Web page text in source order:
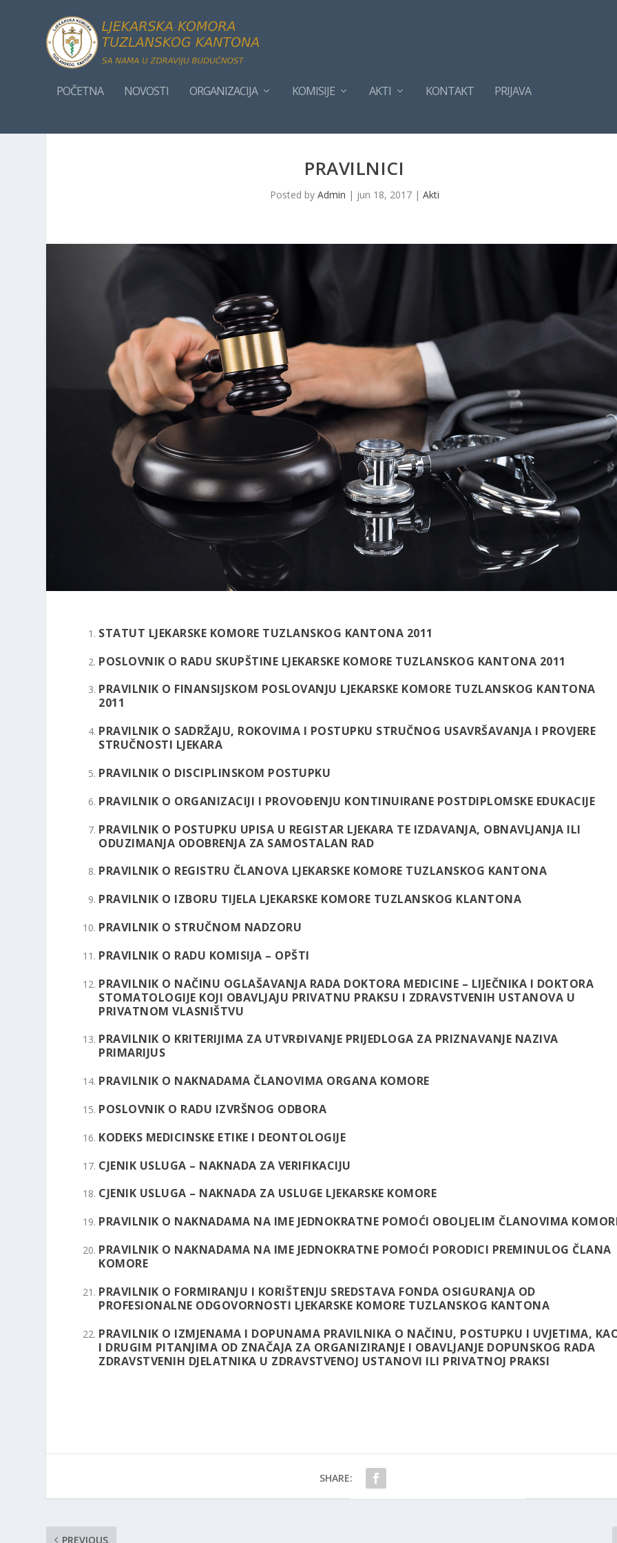
POČETNA NOVOSTI ORGANIZACIJA KOMISIJE AKTI KONTAKT PRIJAVA
PRAVILNICI
Posted by Admin | jun 18, 2017| Akti
STATUT LJEKARSKE KOMORE TUZLANSKOG KANTONA 2011
POSLOVNIK O RADU SKUPŠTINE LJEKARSKE KOMORE TUZLANSKOG KANTONA 2011
PRAVILNIK O FINANSIJSKOM POSLOVANJU LJEKARSKE KOMORE TUZLANSKOG KANTONA
2011
PRAVILNIK O SADRŽAJU, ROKOVIMA I POSTUPKU STRUČNOG USAVRŠAVANJA I PROVJERE
STRUČNOSTI LJEKARA
PRAVILNIK O DISCIPLINSKOM POSTUPKU
PRAVILNIK O ORGANIZACIJI I PROVOĐENJU KONTINUIRANE POSTDIPLOMSKE EDUKACIJE
PRAVILNIK O POSTUPKU UPISA U REGISTAR LJEKARA TE IZDAVANJA, OBNAVLJANJA ILI
ODUZIMANJA ODOBRENJA ZA SAMOSTALAN RAD
PRAVILNIK O REGISTRU ČLANOVA LJEKARSKE KOMORE TUZLANSKOG KANTONA
PRAVILNIK O IZBORU TIJELA LJEKARSKE KOMORE TUZLANSKOG KLANTONA
PRAVILNIK O STRUČNOM NADZORU
PRAVILNIK O RADU KOMISIJA – OPŠTI
PRAVILNIK O NAČINU OGLAŠAVANJA RADA DOKTORA MEDICINE – LIJEČNIKA I DOKTORA
STOMATOLOGIJE KOJI OBAVLJAJU PRIVATNU PRAKSU I ZDRAVSTVENIH USTANOVA U
PRIVATNOM VLASNIŠTVU
PRAVILNIK O KRITERIJIMA ZA UTVRĐIVANJE PRIJEDLOGA ZA PRIZNAVANJE NAZIVA
PRIMARIJUS
PRAVILNIK O NAKNADAMA ČLANOVIMA ORGANA KOMORE
POSLOVNIK O RADU IZVRŠNOG ODBORA
KODEKS MEDICINSKE ETIKE I DEONTOLOGIJE
CJENIK USLUGA – NAKNADA ZA VERIFIKACIJU
CJENIK USLUGA – NAKNADA ZA USLUGE LJEKARSKE KOMORE
PRAVILNIK O NAKNADAMA NA IME JEDNOKRATNE POMOĆI OBOLJELIM ČLANOVIMA
PRAVILNIK O NAKNADAMA NA IME JEDNOKRATNE POMOĆI PORODICI PREMINULOG ČLANA
KOMORE
PRAVILNIK O FORMIRANJU I KORIŠTENJU SREDSTAVA FONDA OSIGURANJA OD
PROFESIONALNE ODGOVORNOSTI LJEKARSKE KOMORE TUZLANSKOG KANTONA
PRAVILNIK O IZMJENAMA I DOPUNAMA PRAVILNIKA O NAČINU, POSTUPKU I UVJETIMA,
I DRUGIM PITANJIMA OD ZNAČAJA ZA ORGANIZIRANJE I OBAVLJANJE DOPUNSKOG RADA
ZDRAVSTVENIH DJELATNIKA U ZDRAVSTVENOJ USTANOVI ILI PRIVATNOJ PRAKSI
SHARE:
PREVIOUS
SINANOVIĆ, DR. MED. PRIM.
DR. MED
HADŽIBEGANOVIĆ, DR.